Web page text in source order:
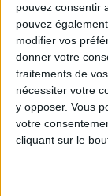
pouvez consentir
pouvez
modifier vos
donner votre
traitements de
nécessiter votre
y opposer. Vous
votre
cliquant sur le